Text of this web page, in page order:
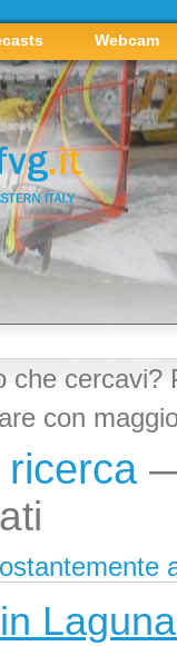
Webcam
che cercavi?
con
ricerca